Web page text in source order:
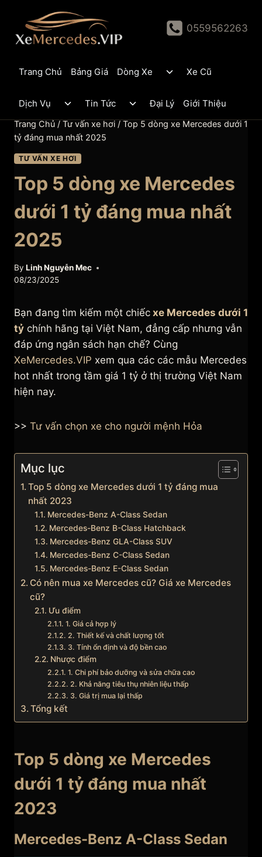
content
0559562263
Trang Chủ Bảng Giá Dòng Xe
ToggleXe Cũ
Dịch Vụ
Toggle
menu
Tin Tức
Toggle
menu
Đại Lý Giới Thiệu
Trang Chủ / Tư vấn xe hơi / Top 5 dòng xe Mercedes dưới 1
tỷ đáng mua nhất 2025
TƯ VẤN XE HƠI
Top 5 dòng xe Mercedes
dưới 1 tỷ đáng mua nhất
2025
By Linh Nguyễn Mec
08/23/2025
Bạn đang tìm kiếm một chiếc xe Mercedes dưới 1
tỷ chính hãng tại Việt Nam, đẳng cấp nhưng vẫn
đáp ứng ngân sách hạn chế? Cùng
XeMercedes.VIP xem qua các các mẫu Mercedes
hot nhất trong tầm giá 1 tỷ ở thị trường Việt Nam
hiện nay.
>> Tư vấn chọn xe cho người mệnh Hỏa
Mục lục
Top 5 dòng xe Mercedes dưới 1 tỷ đáng mua
nhất 2023
Mercedes-Benz A-Class Sedan
Mercedes-Benz B-Class Hatchback
Mercedes-Benz GLA-Class SUV
Mercedes-Benz C-Class Sedan
Mercedes-Benz E-Class Sedan
Có nên mua xe Mercedes cũ? Giá xe Mercedes
cũ?
Ưu điểm
1. Giá cả hợp lý
2. Thiết kế và chất lượng tốt
3. Tính ổn định và độ bền cao
Nhược điểm
1. Chi phí bảo dưỡng và sửa chữa cao
2. Khả năng tiêu thụ nhiên liệu thấp
3. Giá trị mua lại thấp
Tổng kết
Top 5 dòng xe Mercedes
dưới 1 tỷ đáng mua nhất
2023
Mercedes-Benz A-Class Sedan